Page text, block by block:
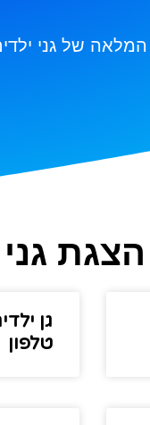
של גני
הצגת
גן
טלפון